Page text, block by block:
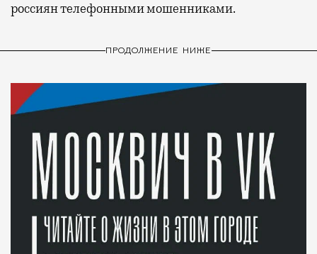
россиян телефонными мошенниками.
ПРОДОЛЖЕНИЕ НИЖЕ